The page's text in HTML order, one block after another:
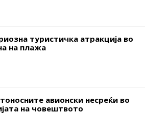
туристичка атракција во
на плажа
авионски несреќи во
на човештвото